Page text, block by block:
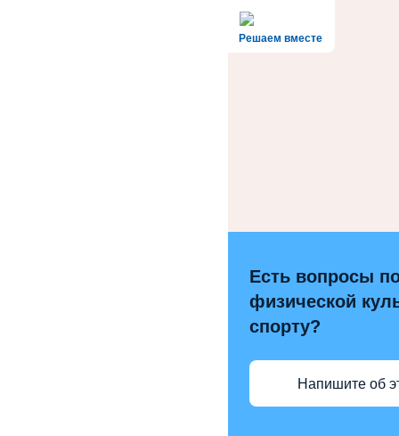
Решаем вместе
Есть вопросы
физической
спорту?
Напишите об